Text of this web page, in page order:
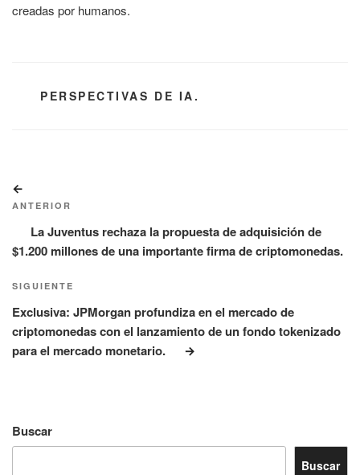
creadas por humanos.
CATEGORÍAS
PERSPECTIVAS DE IA.
de
entradas
anterior:
ANTERIOR
La Juventus rechaza la propuesta de adquisición de
$1.200 millones de una importante firma de criptomonedas.
Siguiente
entrada
SIGUIENTE
Exclusiva: JPMorgan profundiza en el mercado de
criptomonedas con el lanzamiento de un fondo tokenizado
para el mercado monetario.
Buscar
Buscar